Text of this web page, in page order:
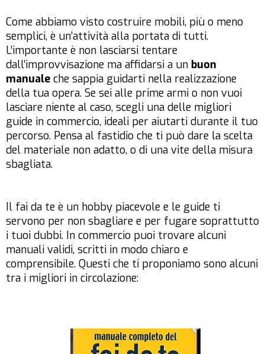
Come abbiamo visto costruire mobili, più o meno
semplici, è un’attività alla portata di tutti.
L’importante è non lasciarsi tentare
dall’improvvisazione ma affidarsi a un buon
manuale che sappia guidarti nella realizzazione
della tua opera. Se sei alle prime armi o non vuoi
lasciare niente al caso, scegli una delle migliori
guide in commercio, ideali per aiutarti durante il tuo
percorso. Pensa al fastidio che ti può dare la scelta
del materiale non adatto, o di una vite della misura
sbagliata.
Il fai da te è un hobby piacevole e le guide ti
servono per non sbagliare e per fugare soprattutto
i tuoi dubbi. In commercio puoi trovare alcuni
manuali validi, scritti in modo chiaro e
comprensibile. Questi che ti proponiamo sono alcuni
tra i migliori in circolazione: